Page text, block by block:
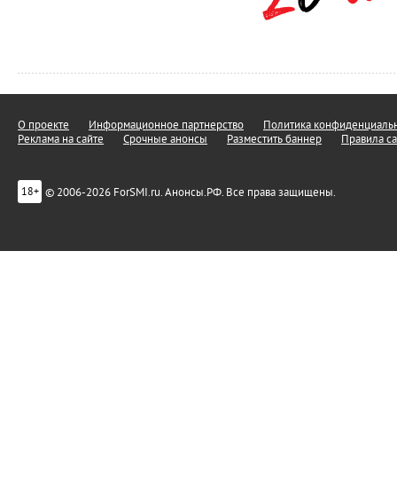
О проекте Информационное партнерство
Политика
Реклама на сайте
Срочные анонсы Разместить баннер Правила
18+ © 2006-2026 ForSMI.ru. Анонсы.РФ. Все права защищены.